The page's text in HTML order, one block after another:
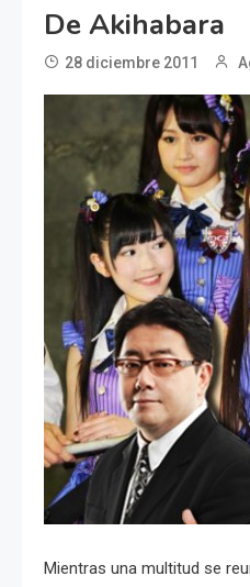
De Akihabara
28 diciembre 2011
Mientras una multitud se